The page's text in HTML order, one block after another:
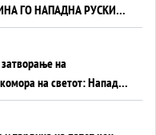
ГО НАПАДНА РУСКИОТ
на
на светот: Нападот
глобален енергетски